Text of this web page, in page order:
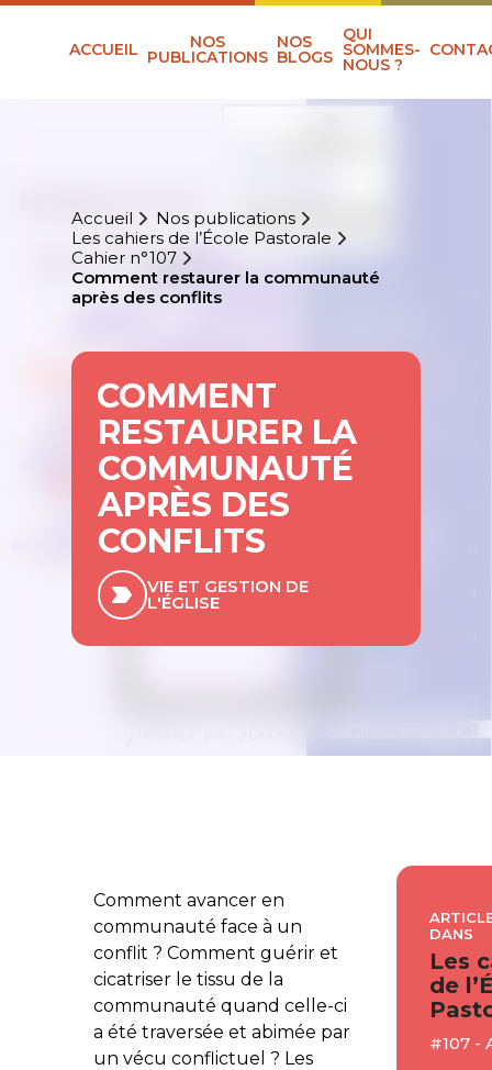
ACCUEIL NOS
PUBLICATIONS
NOS
BLOGS
QUI
SOMMES-
NOUS ?
Accueil
Nos publications
Les cahiers de l’École Pastorale
Cahier n°107
Comment restaurer la communauté
après des conflits
COMMENT
RESTAURER LA
COMMUNAUTÉ
APRÈS DES
CONFLITS
VIE ET GESTION DE
L'ÉGLISE
Comment avancer en
communauté face à un
conflit ? Comment guérir et
cicatriser le tissu de la
communauté quand celle-ci
a été traversée et abimée par
un vécu conflictuel ? Les
DANS
Les
de
#107 -